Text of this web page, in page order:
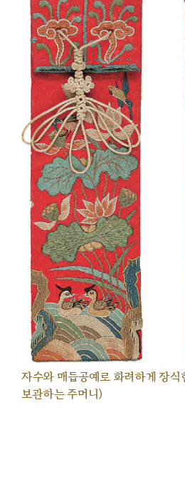
자수와 매듭공예로 화려하게 장식
보관하는 주머니)